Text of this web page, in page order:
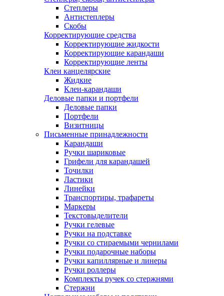
Степлеры
Антистеплеры
Скобы
Корректирующие средства
Корректирующие жидкости
Корректирующие карандаши
Корректирующие ленты
Клеи канцелярские
Жидкие
Клеи-карандаши
Деловые папки и портфели
Деловые папки
Портфели
Визитницы
Письменные принадлежности
Карандаши
Ручки шариковые
Грифели для карандашей
Точилки
Ластики
Линейки
Транспортиры, трафареты
Маркеры
Текстовыделители
Ручки гелевые
Ручки на подставке
Ручки со стираемыми чернилами
Ручки подарочные наборы
Ручки капиллярные и линеры
Ручки роллеры
Комплекты ручек со стержнями
Стержни